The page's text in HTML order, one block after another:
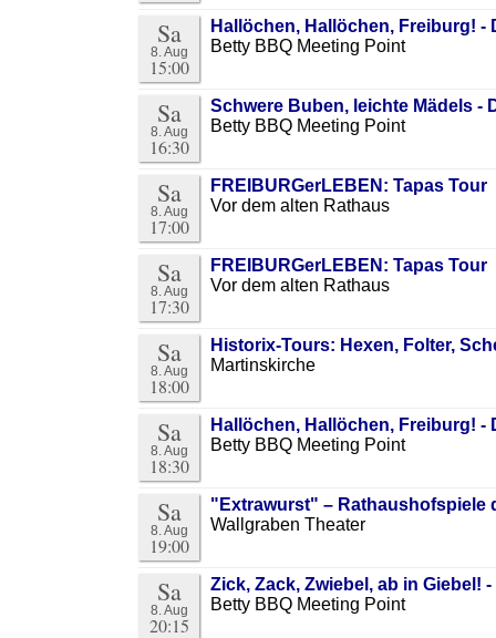
Sa
8. Aug
15:00
Hallöchen, Hallöchen, Freiburg! -
Betty BBQ Meeting Point
Sa
8. Aug
16:30
Schwere Buben, leichte Mädels -
Betty BBQ Meeting Point
Sa
8. Aug
17:00
FREIBURGerLEBEN: Tapas Tour
Vor dem alten Rathaus
Sa
8. Aug
17:30
FREIBURGerLEBEN: Tapas Tour
Vor dem alten Rathaus
Sa
8. Aug
18:00
Historix-Tours: Hexen, Folter,
Martinskirche
Sa
8. Aug
18:30
Hallöchen, Hallöchen, Freiburg! -
Betty BBQ Meeting Point
Sa
8. Aug
19:00
"Extrawurst" – Rathaushofspiele
Wallgraben Theater
Sa
8. Aug
20:15
Zick, Zack, Zwiebel, ab in Giebel!
Betty BBQ Meeting Point